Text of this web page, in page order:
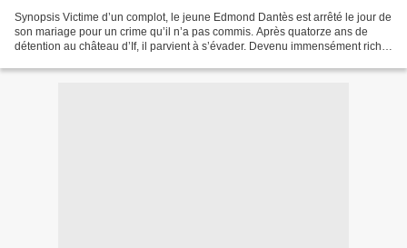
Synopsis Victime d’un complot, le jeune Edmond Dantès est arrêté le jour de
son mariage pour un crime qu’il n’a pas commis. Après quatorze ans de
détention au château d’If, il parvient à s’évader. Devenu immensément riche,